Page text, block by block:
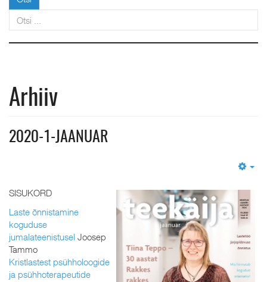
Arhiiv
2020-1-JAANUAR
SISUKORD
Laste õnnistamine
koguduse
jumalateenistusel Joosep
Tammo
Kristlastest psühholoogide
ja psühhoterapeutide